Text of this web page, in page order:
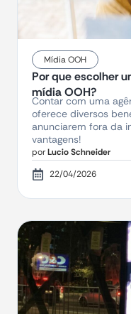
Mídia OOH
Por que escolher
mídia OOH?​
Contar com uma
oferece diversos
anunciarem fora da
vantagens!
porLucio Schneider
22/04/2026